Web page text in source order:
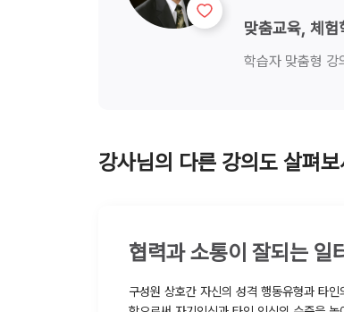
맞춤교육, 체험
학습자 맞춤형 강
강사님의 다른 강의도 살펴
협력과 소통이 잘되는 일
구성원 상호간 자신의 성격 행동유형과 타